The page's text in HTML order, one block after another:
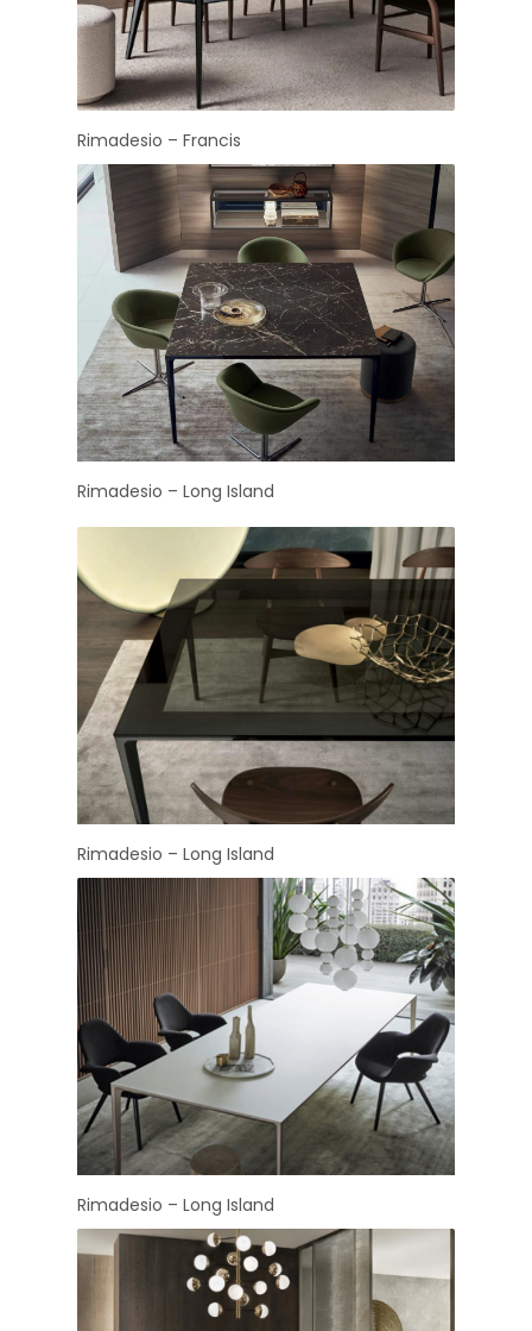
Rimadesio – Francis
Rimadesio – Long Island
Rimadesio – Long Island
Rimadesio – Long Island